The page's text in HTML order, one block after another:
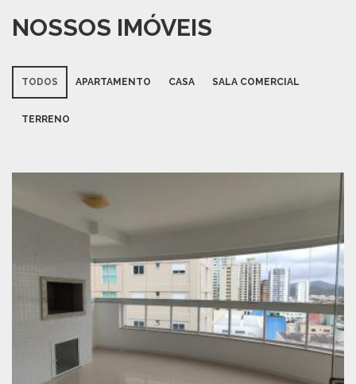
NOSSOS IMÓVEIS
TODOS APARTAMENTO CASA SALA COMERCIAL
TERRENO